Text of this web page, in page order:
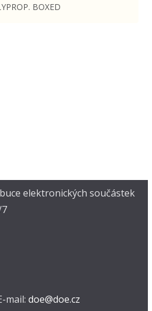
BOXED
elektronických součástek
mail: doe@doe.cz